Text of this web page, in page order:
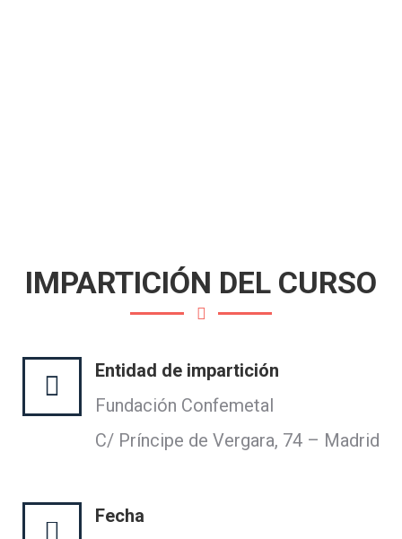
IMPARTICIÓN DEL CURSO
Entidad de impartición
Fundación Confemetal
C/ Príncipe de Vergara, 74 – Madrid
Fecha